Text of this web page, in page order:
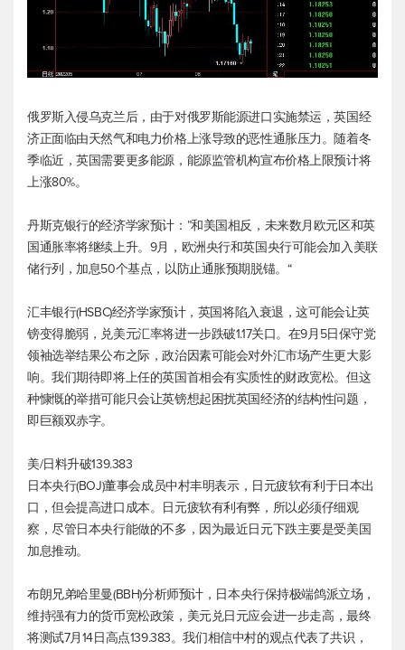
俄罗斯入侵乌克兰后，由于对俄罗斯能源进口实施禁运，英国经
济正面临由天然气和电力价格上涨导致的恶性通胀压力。随着冬
季临近，英国需要更多能源，能源监管机构宣布价格上限预计将
上涨80%。
丹斯克银行的经济学家预计：”和美国相反，未来数月欧元区和英
国通胀率将继续上升。9月，欧洲央行和英国央行可能会加入美联
储行列，加息50个基点，以防止通胀预期脱锚。“
汇丰银行(HSBC)经济学家预计，英国将陷入衰退，这可能会让英
镑变得脆弱，兑美元汇率将进一步跌破1.17关口。在9月5日保守党
领袖选举结果公布之际，政治因素可能会对外汇市场产生更大影
响。我们期待即将上任的英国首相会有实质性的财政宽松。但这
种慷慨的举措可能只会让英镑想起困扰英国经济的结构性问题，
即巨额双赤字。
美/日料升破139.383
日本央行(BOJ)董事会成员中村丰明表示，日元疲软有利于日本出
口，但会提高进口成本。日元疲软有利有弊，所以必须仔细观
察，尽管日本央行能做的不多，因为最近日元下跌主要是受美国
加息推动。
布朗兄弟哈里曼(BBH)分析师预计，日本央行保持极端鸽派立场，
维持强有力的货币宽松政策， 美元兑日元应会进一步走高，最终
将测试7月14日高点139.383。我们相信中村的观点代表了共识，